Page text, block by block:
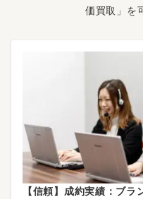
価買取」を
【信頼】成約実績：ブ